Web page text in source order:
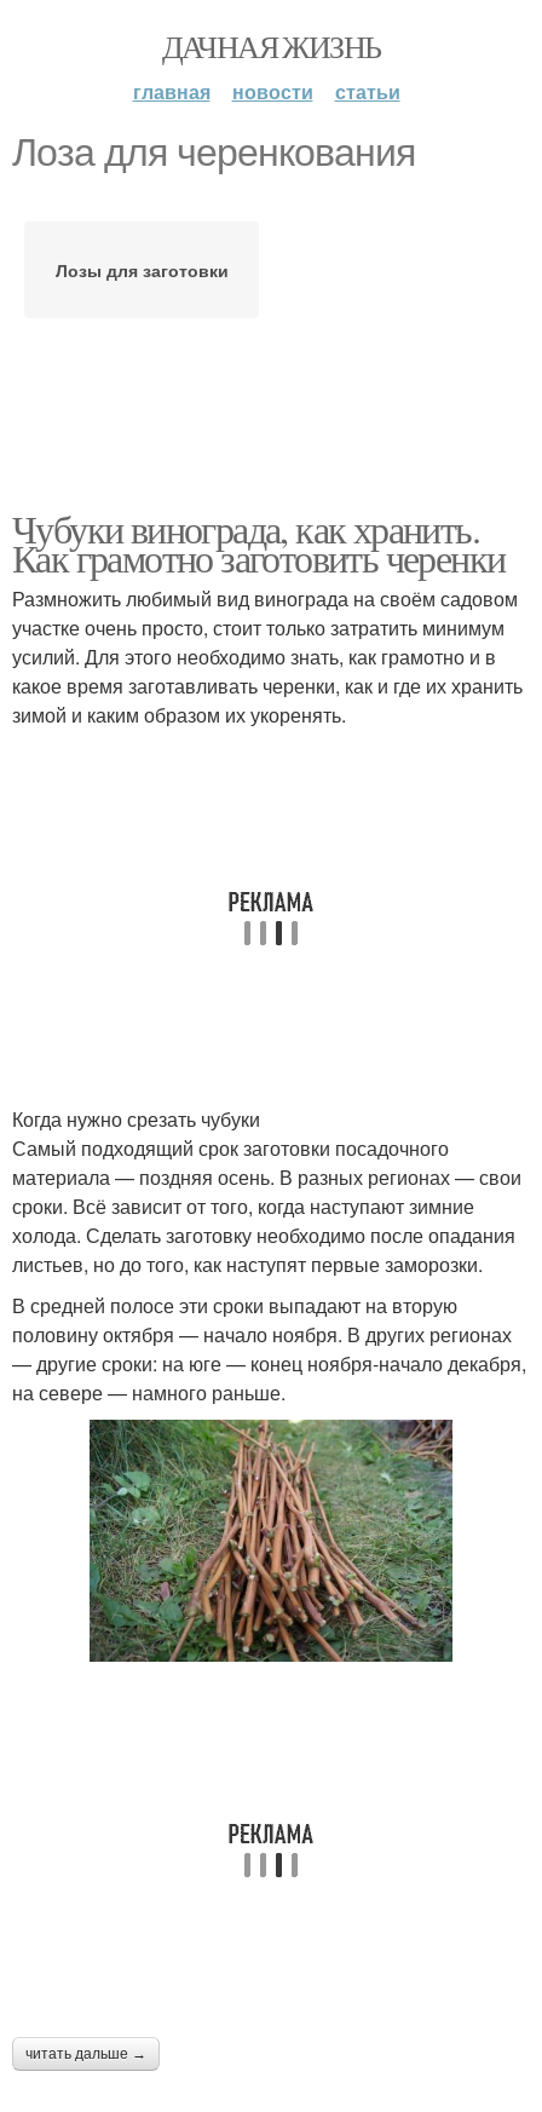
ДАЧНАЯ ЖИЗНЬ
главная новости статьи
Лоза для черенкования
Лозы для заготовки
Чубуки винограда, как хранить.
Как грамотно заготовить черенки
Размножить любимый вид винограда на своём садовом
участке очень просто, стоит только затратить минимум
усилий. Для этого необходимо знать, как грамотно и в
какое время заготавливать черенки, как и где их хранить
зимой и каким образом их укоренять.
Когда нужно срезать чубуки
Самый подходящий срок заготовки посадочного
материала — поздняя осень. В разных регионах — свои
сроки. Всё зависит от того, когда наступают зимние
холода. Сделать заготовку необходимо после опадания
листьев, но до того, как наступят первые заморозки.
В средней полосе эти сроки выпадают на вторую
половину октября — начало ноября. В других регионах
— другие сроки: на юге — конец ноября-начало декабря,
на севере — намного раньше.
читать дальше →